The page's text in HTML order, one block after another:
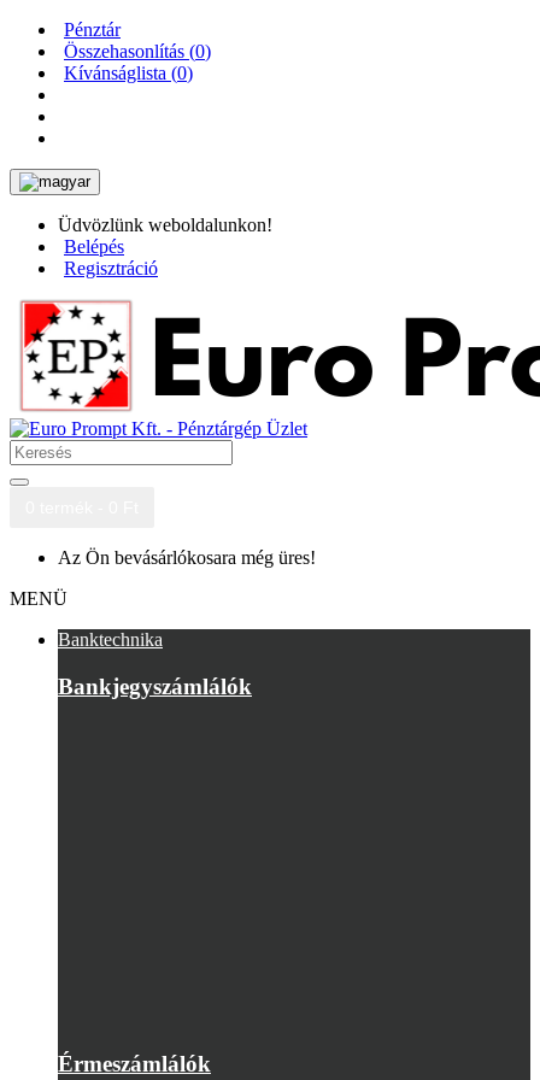
Pénztár
Összehasonlítás (0)
Kívánságlista (0)
Üdvözlünk weboldalunkon!
Belépés
Regisztráció
Az Ön bevásárlókosara még üres!
MENÜ
Banktechnika
Bankjegyszámlálók
Érmeszámlálók